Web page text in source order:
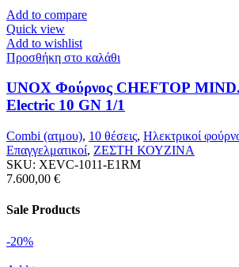
Add to compare
Quick view
Add to wishlist
Προσθήκη στο καλάθι
UNOX Φούρνος CHEFTOP
Electric 10 GN 1/1
Combi (ατμου), 10 θέσεις, Ηλεκτρικοί
Επαγγελματικοί, ΖΕΣΤΗ ΚΟΥΖΙΝΑ
SKU: XEVC-1011-E1RM
7.600,00 €
Sale Products
-20%